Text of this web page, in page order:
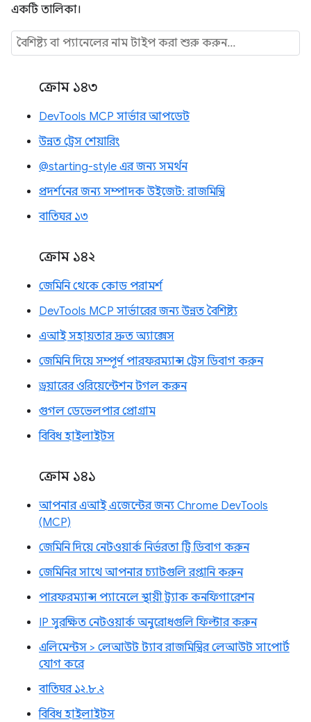
একটি তালিকা।
ক্রোম ১৪৩
DevTools MCP সার্ভার আপডেট
উন্নত ট্রেস শেয়ারিং
@starting-style এর জন্য সমর্থন
প্রদর্শনের জন্য সম্পাদক উইজেট: রাজমিস্ত্রি
বাতিঘর ১৩
ক্রোম ১৪২
জেমিনি থেকে কোড পরামর্শ
DevTools MCP সার্ভারের জন্য উন্নত বৈশিষ্ট্য
এআই সহায়তার দ্রুত অ্যাক্সেস
জেমিনি দিয়ে সম্পূর্ণ পারফরম্যান্স ট্রেস ডিবাগ করুন
ড্রয়ারের ওরিয়েন্টেশন টগল করুন
গুগল ডেভেলপার প্রোগ্রাম
বিবিধ হাইলাইটস
ক্রোম ১৪১
আপনার এআই এজেন্টের জন্য Chrome DevTools
(MCP)
জেমিনি দিয়ে নেটওয়ার্ক নির্ভরতা ট্রি ডিবাগ করুন
জেমিনির সাথে আপনার চ্যাটগুলি রপ্তানি করুন
পারফরম্যান্স প্যানেলে স্থায়ী ট্র্যাক কনফিগারেশন
IP সুরক্ষিত নেটওয়ার্ক অনুরোধগুলি ফিল্টার করুন
এলিমেন্টস > লেআউট ট্যাব রাজমিস্ত্রির লেআউট সাপোর্ট
যোগ করে
বাতিঘর ১২.৮.২
বিবিধ হাইলাইটস